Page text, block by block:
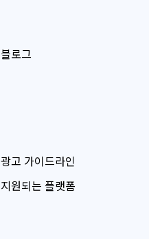
블로그
광고 가이드라인
지원되는 플랫폼